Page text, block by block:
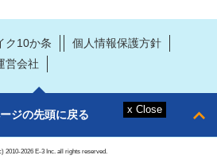
ク10か条
個人情報保護方針
営会社
ジの先頭に戻る
2010-2026 E-3 Inc. all rights reserved.